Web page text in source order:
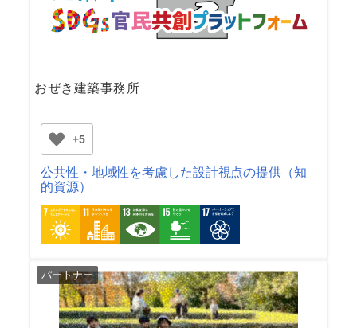
おぜき建築事務所
+5
公共性・地域性を考慮した設計視点の提供（知
的資源）
パートナー